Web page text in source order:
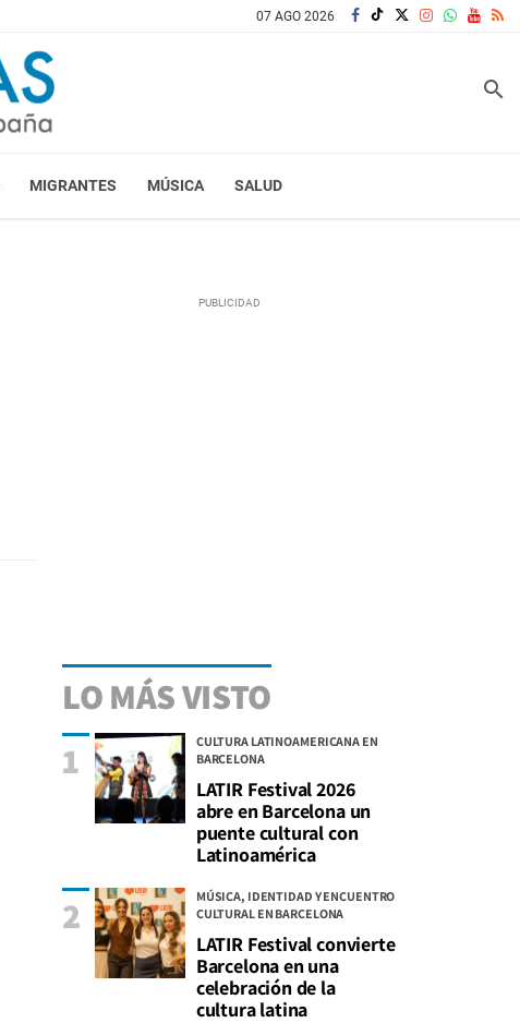
07 AGO 2026
search
MIGRANTES MÚSICA SALUD
LO MÁS VISTO
CULTURA LATINOAMERICANA EN
BARCELONA
LATIR Festival 2026
abre en Barcelona un
puente cultural con
Latinoamérica
1
MÚSICA, IDENTIDAD Y ENCUENTRO
CULTURAL EN BARCELONA
LATIR Festival convierte
Barcelona en una
celebración de la
cultura latina
2